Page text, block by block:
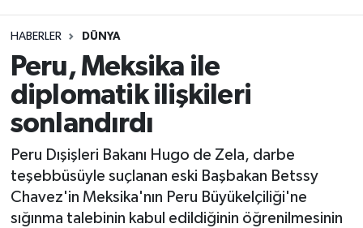
HABERLER DÜNYA
Peru, Meksika ile
diplomatik ilişkileri
sonlandırdı
Peru Dışişleri Bakanı Hugo de Zela, darbe
teşebbüsüyle suçlanan eski Başbakan Betssy
Chavez'in Meksika'nın Peru Büyükelçiliği'ne
sığınma talebinin kabul edildiğinin öğrenilmesinin
Van Namaz Vakitleri
Van Trafik Yoğunluk Haritası
Süper Lig Puan Durumu ve Fikstür
Tüm Manşetler
Son Dakika Haberleri